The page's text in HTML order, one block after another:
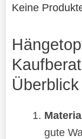
Keine
Überblick
gute